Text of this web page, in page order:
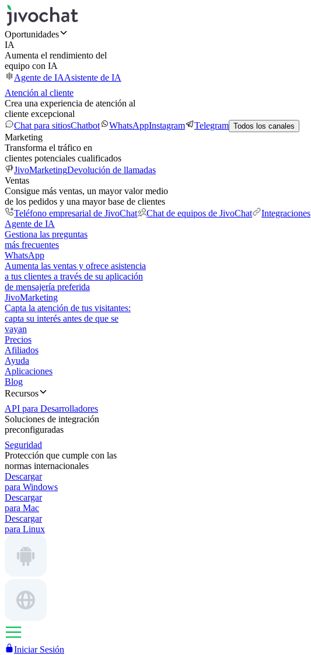
Oportunidades
IA
Aumenta el rendimiento del
equipo con IA
Agente de IAAsistente de IA
Atención al cliente
Crea una experiencia de atención al
cliente excepcional
Chat para sitiosChatbot WhatsAppInstagram Telegram Todos los canales
Marketing
Transforma el tráfico en
clientes potenciales cualificados
JivoMarketingDevolución de llamadas
Ventas
Consigue más ventas, un mayor valor medio
de los pedidos y una mayor base de clientes
Teléfono empresarial de JivoChat
Chat de equipos de JivoChat Integraciones
Agente de IA
Gestiona las preguntas
más frecuentes
WhatsApp
Aumenta las ventas y ofrece asistencia
a tus clientes a través de su aplicación
de mensajería preferida
JivoMarketing
Capta la atención de tus visitantes:
capta su interés antes de que se
vayan
Precios
Afiliados
Ayuda
Aplicaciones
Blog
Recursos
API para Desarrolladores
Soluciones de integración
preconfiguradas
Seguridad
Protección que cumple con las
normas internacionales
Descargar
para Windows
Descargar
para Mac
Descargar
para Linux
Iniciar Sesión